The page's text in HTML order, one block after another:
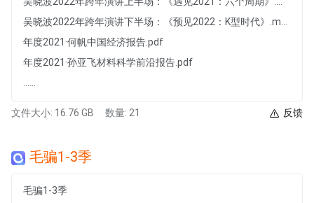
年度2021·何帆中国经济报告.pdf
年度2021·孙亚飞材料科学前沿报告.pdf
文件大小: 16.76 GB 数量: 21 反馈
毛骗1-3季
毛骗1-3季